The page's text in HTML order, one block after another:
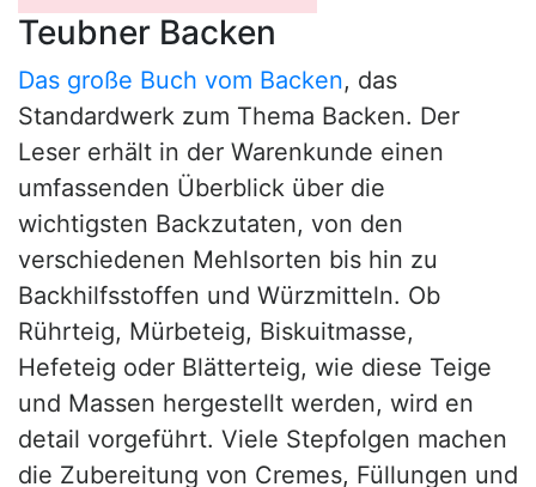
Teubner Backen
Das große Buch vom Backen, das
Standardwerk zum Thema Backen. Der
Leser erhält in der Warenkunde einen
umfassenden Überblick über die
wichtigsten Backzutaten, von den
verschiedenen Mehlsorten bis hin zu
Backhilfsstoffen und Würzmitteln. Ob
Rührteig, Mürbeteig, Biskuitmasse,
Hefeteig oder Blätterteig, wie diese Teige
und Massen hergestellt werden, wird en
detail vorgeführt. Viele Stepfolgen machen
die Zubereitung von Cremes, Füllungen und